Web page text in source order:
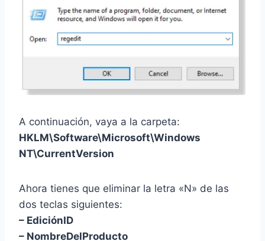
A continuación, vaya a la carpeta:
HKLM\Software\Microsoft\Windows
NT\CurrentVersion
Ahora tienes que eliminar la letra «N» de las
dos teclas siguientes:
– EdiciónID
– NombreDelProducto